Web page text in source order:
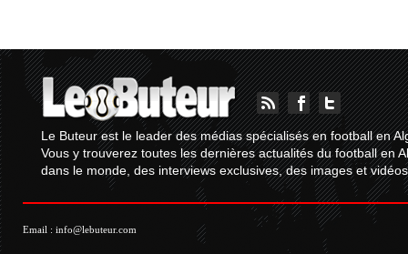
Le Buteur est le leader des médias spécialisés en football en
Vous y trouverez toutes les dernières actualités du football en
dans le monde, des interviews exclusives, des images et
Email : info@lebuteur.com